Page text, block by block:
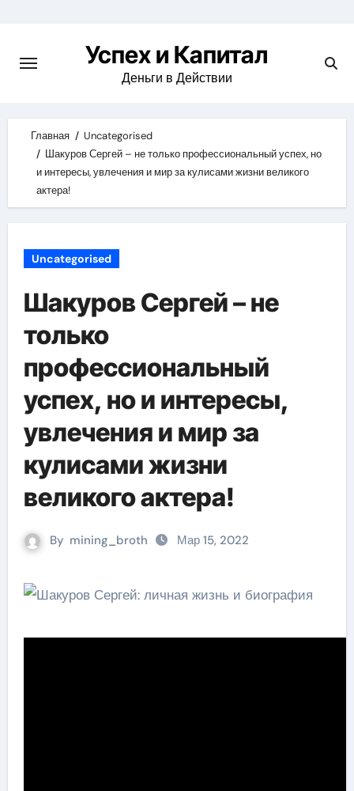
content
Успех и Капитал
Деньги в Действии
Главная
Uncategorised
Шакуров Сергей – не только профессиональный успех, но
и интересы, увлечения и мир за кулисами жизни великого
актера!
Uncategorised
Шакуров Сергей – не
только
профессиональный
успех, но и интересы,
увлечения и мир за
кулисами жизни
великого актера!
By mining_broth Мар 15, 2022